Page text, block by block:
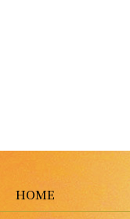
HOME